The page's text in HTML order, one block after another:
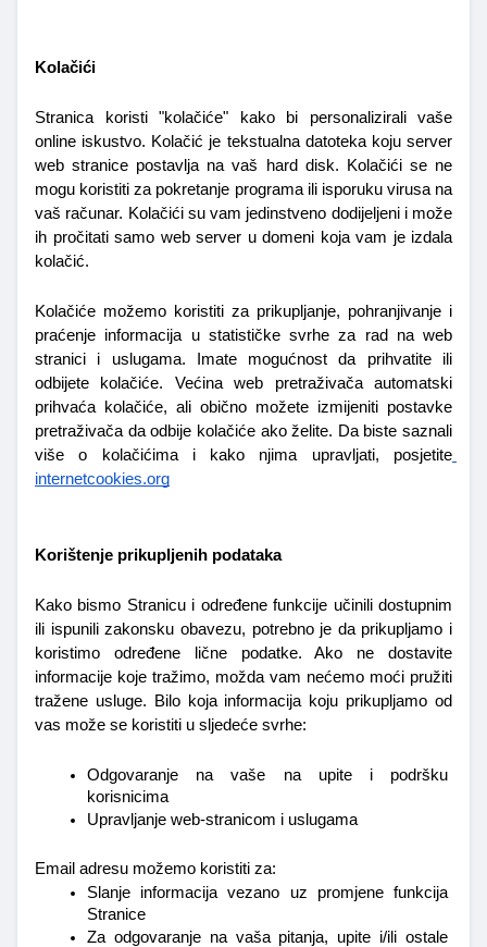
Kolačići
Stranica koristi "kolačiće" kako bi personalizirali vaše
online iskustvo. Kolačić je tekstualna datoteka koju server
web stranice postavlja na vaš hard disk. Kolačići se ne
mogu koristiti za pokretanje programa ili isporuku virusa na
vaš računar. Kolačići su vam jedinstveno dodijeljeni i može
ih pročitati samo web server u domeni koja vam je izdala
kolačić.
Kolačiće možemo koristiti za prikupljanje, pohranjivanje i
praćenje informacija u statističke svrhe za rad na web
stranici i uslugama. Imate mogućnost da prihvatite ili
odbijete kolačiće. Većina web pretraživača automatski
prihvaća kolačiće, ali obično možete izmijeniti postavke
pretraživača da odbije kolačiće ako želite. Da biste saznali
više o kolačićima i kako njima upravljati, posjetite
internetcookies.org
Korištenje prikupljenih podataka
Kako bismo Stranicu i određene funkcije učinili dostupnim
ili ispunili zakonsku obavezu, potrebno je da prikupljamo i
koristimo određene lične podatke. Ako ne dostavite
informacije koje tražimo, možda vam nećemo moći pružiti
tražene usluge. Bilo koja informacija koju prikupljamo od
vas može se koristiti u sljedeće svrhe:
Odgovaranje na vaše na upite i podršku
korisnicima
Upravljanje web-stranicom i uslugama
Email adresu možemo koristiti za:
Slanje informacija vezano uz promjene funkcija
Stranice
Za odgovaranje na vaša pitanja, upite i/ili ostale